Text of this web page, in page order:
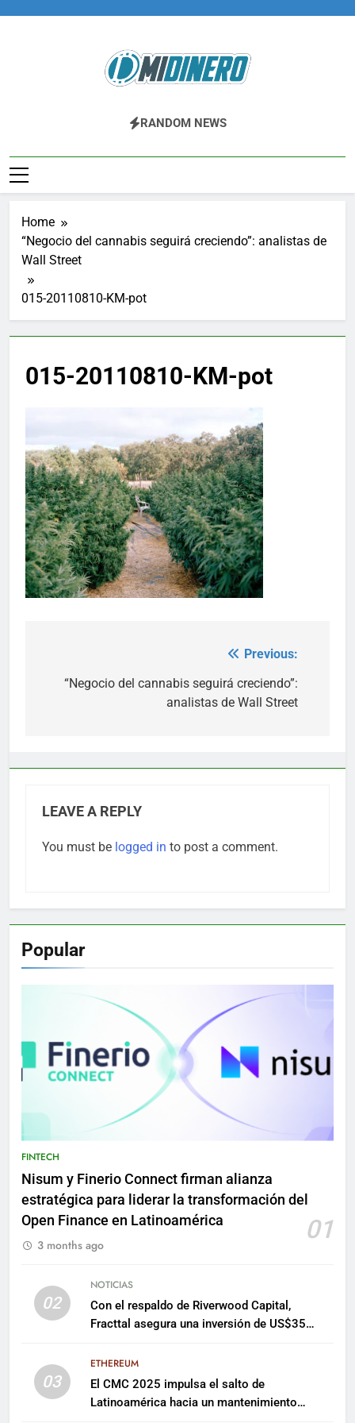
Midinero.co
Fintech, Criptomonedas
RANDOM NEWS
Home
“Negocio del cannabis seguirá creciendo”: analistas de
Wall Street
015-20110810-KM-pot
015-20110810-KM-pot
navigation
Previous:
“Negocio del cannabis seguirá creciendo”:
analistas de Wall Street
LEAVE A REPLY
You must be logged in to post a comment.
Popular
FINTECH
Nisum y Finerio Connect firman alianza
estratégica para liderar la transformación del
Open Finance en Latinoamérica
01
3 months ago
02
NOTICIAS
Con el respaldo de Riverwood Capital,
Fracttal asegura una inversión de US$35
03
ETHEREUM
El CMC 2025 impulsa el salto de
Latinoamérica hacia un mantenimiento